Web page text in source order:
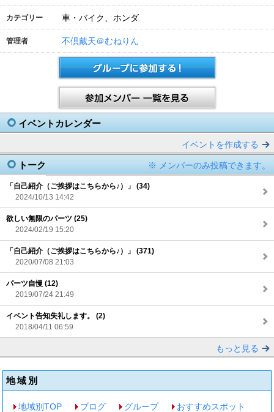
カテゴリー 車・バイク、ホンダ
管理者 不倶戴天＠むねりん
イベントカレンダー
イベントを作成する
※ メンバーのみ投稿できます。
トーク
「自己紹介（ご挨拶はこちらから♪）」 (34)
2024/10/13 14:42
欲しい無限のパーツ (25)
2024/02/19 15:20
「自己紹介（ご挨拶はこちらから♪）」 (371)
2020/07/08 21:03
パーツ自慢 (12)
2019/07/24 21:49
イベント告知失礼します。 (2)
2018/04/11 06:59
もっと見る
地域別
地域別TOP ブログ グループ おすすめスポット